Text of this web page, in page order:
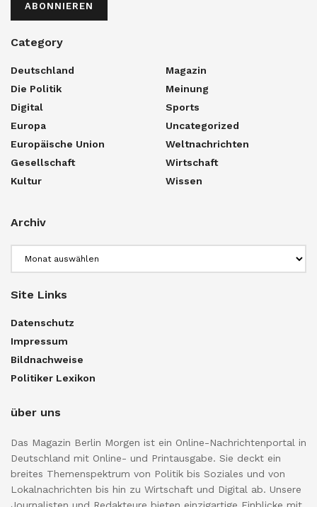
ABONNIEREN
Category
Deutschland
Die Politik
Digital
Europa
Europäische Union
Gesellschaft
Kultur
Magazin
Meinung
Sports
Uncategorized
Weltnachrichten
Wirtschaft
Wissen
Archiv
Site Links
Datenschutz
Impressum
Bildnachweise
Politiker Lexikon
über uns
Das Magazin Berlin Morgen ist ein Online-Nachrichtenportal in
Deutschland mit Online- und Printausgabe. Sie deckt ein
breites Themenspektrum von Politik bis Soziales und von
Lokalnachrichten bis hin zu Wirtschaft und Digital ab. Unsere